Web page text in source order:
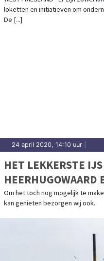
loketten en initiatieven om
De [...]
24 april 2020, 14:10 uur
HET LEKKERSTE
HEERHUGOWAARD
DOOR GELATERIA
Om het toch nog mogelijk te
kan genieten bezorgen wij ook.